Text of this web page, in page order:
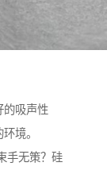
的吸声性
境。
手无策？硅